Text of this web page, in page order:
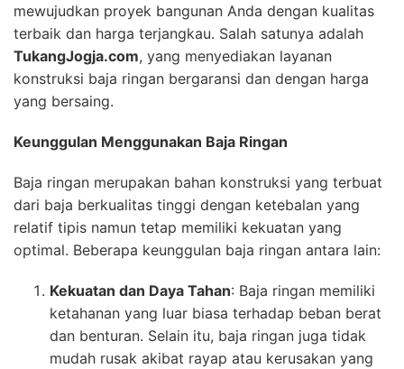
mewujudkan proyek bangunan Anda dengan kualitas
terbaik dan harga terjangkau. Salah satunya adalah
TukangJogja.com, yang menyediakan layanan
konstruksi baja ringan bergaransi dan dengan harga
yang bersaing.
Keunggulan Menggunakan Baja Ringan
Baja ringan merupakan bahan konstruksi yang terbuat
dari baja berkualitas tinggi dengan ketebalan yang
relatif tipis namun tetap memiliki kekuatan yang
optimal. Beberapa keunggulan baja ringan antara lain:
Kekuatan dan Daya Tahan: Baja ringan memiliki
ketahanan yang luar biasa terhadap beban berat
dan benturan. Selain itu, baja ringan juga tidak
mudah rusak akibat rayap atau kerusakan yang